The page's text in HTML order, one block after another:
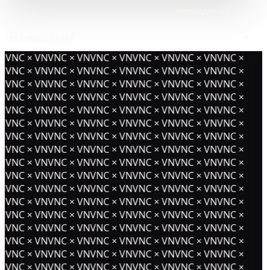
× VNVNC × VNVNC × VNVNC × VNVNC × VNVNC ×
× VNVNC × VNVNC × VNVNC × VNVNC × VNVNC ×
× VNVNC × VNVNC × VNVNC × VNVNC × VNVNC ×
× VNVNC × VNVNC × VNVNC × VNVNC × VNVNC ×
× VNVNC × VNVNC × VNVNC × VNVNC × VNVNC ×
× VNVNC × VNVNC × VNVNC × VNVNC × VNVNC ×
× VNVNC × VNVNC × VNVNC × VNVNC × VNVNC ×
× VNVNC × VNVNC × VNVNC × VNVNC × VNVNC ×
× VNVNC × VNVNC × VNVNC × VNVNC × VNVNC ×
× VNVNC × VNVNC × VNVNC × VNVNC × VNVNC ×
× VNVNC × VNVNC × VNVNC × VNVNC × VNVNC ×
× VNVNC × VNVNC × VNVNC × VNVNC × VNVNC ×
× VNVNC × VNVNC × VNVNC × VNVNC × VNVNC ×
× VNVNC × VNVNC × VNVNC × VNVNC × VNVNC ×
× VNVNC × VNVNC × VNVNC × VNVNC × VNVNC ×
× VNVNC × VNVNC × VNVNC × VNVNC × VNVNC ×
× VNVNC × VNVNC × VNVNC × VNVNC × VNVNC ×